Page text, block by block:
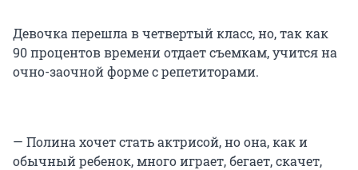
Девочка перешла в четвертый класс, но, так как
90 процентов времени отдает съемкам, учится на
очно-заочной форме с репетиторами.
— Полина хочет стать актрисой, но она, как и
обычный ребенок, много играет, бегает, скачет,